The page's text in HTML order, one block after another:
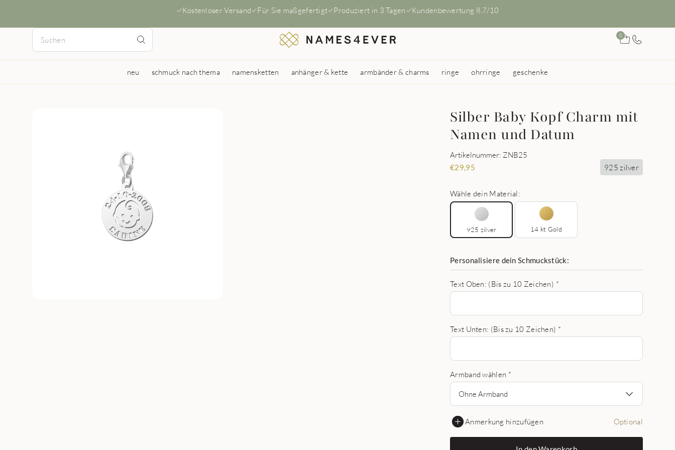
Kostenloser Versand Für Sie maßgefertigt Produziert in 3 Tagen Kundenbewertung 8.7/10
0
neu schmuck nach thema namensketten anhänger & kette armbänder & charms ringe ohrringe geschenke
Silber Baby Kopf Charm mit
Namen und Datum
Artikelnummer: ZNB25
€29,95 925 zilver
Wähle dein Material:
925 zilver 14 kt Gold
Personalisiere dein Schmuckstück:
Text Oben: (Bis zu 10 Zeichen) *
Text Unten: (Bis zu 10 Zeichen) *
Armband wählen *
Ohne Armband
Anmerkung hinzufügen Optional